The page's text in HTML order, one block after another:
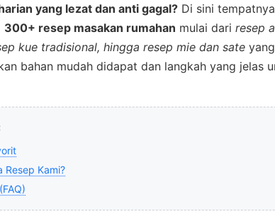
yang lezat dan anti gagal? Di sini
300+ resep masakan rumahan mulai dari resep
kue tradisional, hingga resep mie dan sate yang
bahan mudah didapat dan langkah yang jelas
Resep Kami?